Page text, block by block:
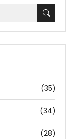
(35)
(34)
(28)